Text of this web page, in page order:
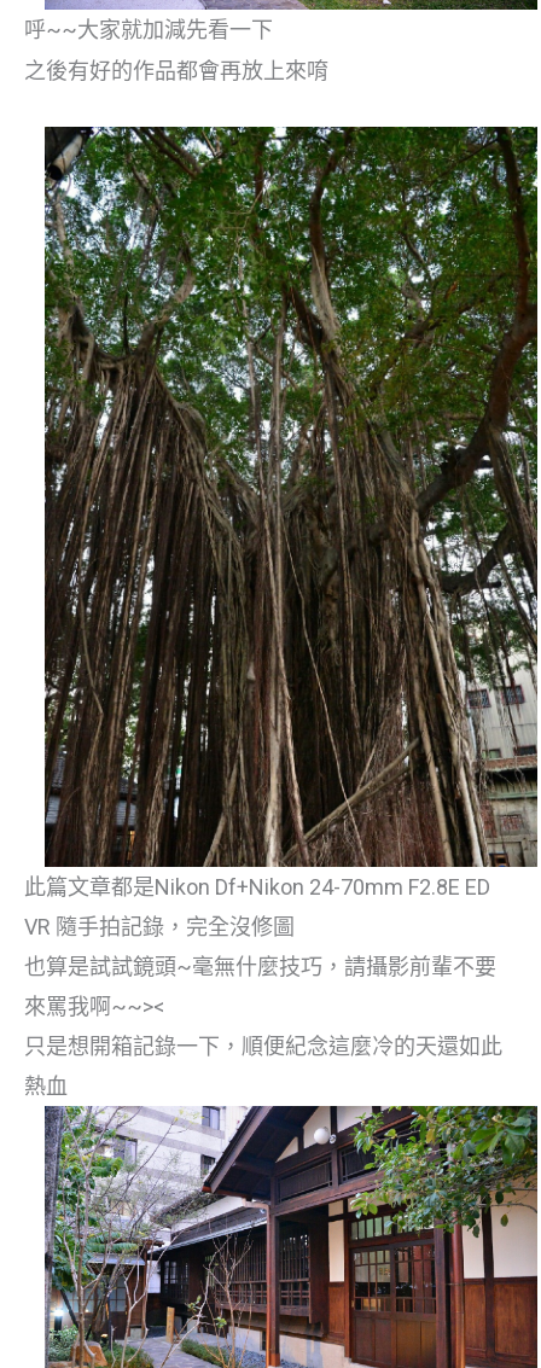
呼~~大家就加減先看一下
之後有好的作品都會再放上來唷
此篇文章都是Nikon Df+Nikon 24-70mm F2.8E ED
VR 隨手拍記錄，完全沒修圖
也算是試試鏡頭~毫無什麼技巧，請攝影前輩不要
來罵我啊~~><
只是想開箱記錄一下，順便紀念這麼冷的天還如此
熱血